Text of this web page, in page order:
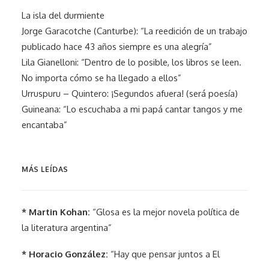
La isla del durmiente
Jorge Garacotche (Canturbe): “La reedición de un trabajo
publicado hace 43 años siempre es una alegría”
Lila Gianelloni: “Dentro de lo posible, los libros se leen.
No importa cómo se ha llegado a ellos”
Urruspuru – Quintero: ¡Segundos afuera! (será poesía)
Guineana: “Lo escuchaba a mi papá cantar tangos y me
encantaba”
MÁS LEÍDAS
* Martin Kohan: “Glosa es la mejor novela política de
la literatura argentina”
* Horacio González: “Hay que pensar juntos a El